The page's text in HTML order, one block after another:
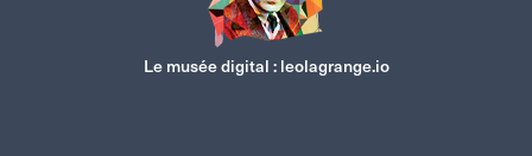
Le musée digital :leolagrange.io